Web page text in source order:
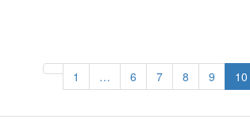
1 … 6 7 8 9
10